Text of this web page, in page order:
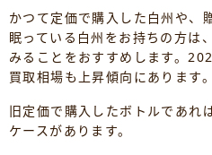
かつて定価で購入した白州や、
眠っている白州をお持ちの方は
みることをおすすめします。
買取相場も上昇傾向にあります。
旧定価で購入したボトルであれ
ケースがあります。